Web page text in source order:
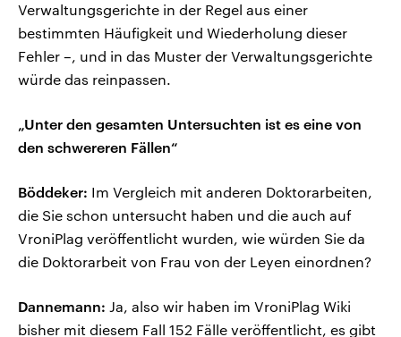
Verwaltungsgerichte in der Regel aus einer
bestimmten Häufigkeit und Wiederholung dieser
Fehler –, und in das Muster der Verwaltungsgerichte
würde das reinpassen.
„Unter den gesamten Untersuchten ist es eine von
den schwereren Fällen“
Böddeker: Im Vergleich mit anderen Doktorarbeiten,
die Sie schon untersucht haben und die auch auf
VroniPlag veröffentlicht wurden, wie würden Sie da
die Doktorarbeit von Frau von der Leyen einordnen?
Dannemann: Ja, also wir haben im VroniPlag Wiki
bisher mit diesem Fall 152 Fälle veröffentlicht, es gibt